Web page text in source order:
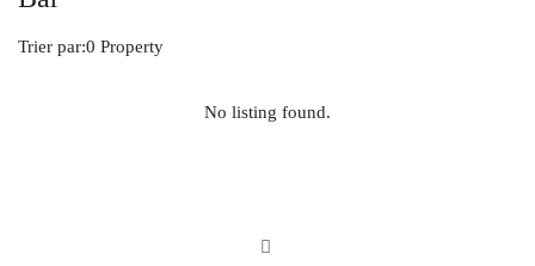
0 Property
Trier par:
No listing found.